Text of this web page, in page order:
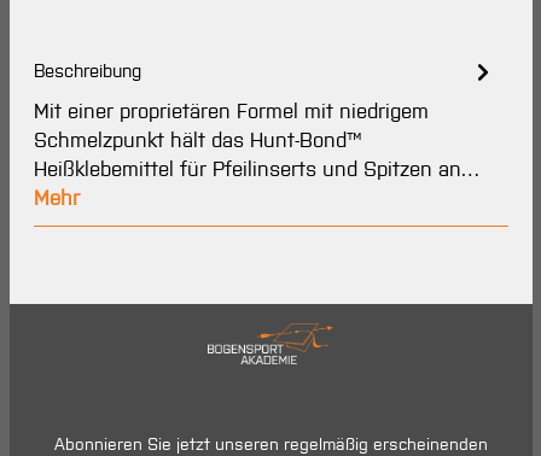
Beschreibung
Mit einer proprietären Formel mit niedrigem
Schmelzpunkt hält das Hunt-Bond™
Heißklebemittel für Pfeilinserts und Spitzen an…
Mehr
Abonnieren Sie jetzt unseren regelmäßig erscheinenden